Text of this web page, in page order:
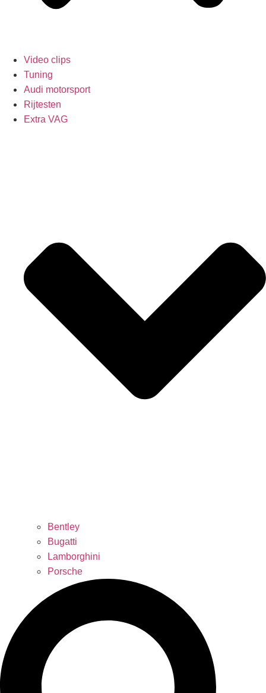
Video clips
Tuning
Audi motorsport
Rijtesten
Extra VAG
Bentley
Bugatti
Lamborghini
Porsche